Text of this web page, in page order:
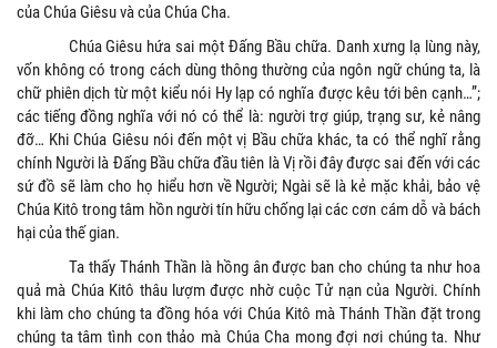
của Chúa Giêsu và của Chúa Cha.
Chúa Giêsu hứa sai một Đấng Bầu chữa. Danh xưng lạ lùng này,
vốn không có trong cách dùng thông thường của ngôn ngữ chúng ta, là
chữ phiên dịch từ một kiểu nói Hy lạp có nghĩa được kêu tới bên cạnh…”;
các tiếng đồng nghĩa với nó có thể là: người trợ giúp, trạng sư, kẻ nâng
đỡ… Khi Chúa Giêsu nói đến một vị Bầu chữa khác, ta có thể nghĩ rằng
chính Người là Đấng Bầu chữa đầu tiên là Vị rồi đây được sai đến với các
sứ đồ sẽ làm cho họ hiểu hơn về Người; Ngài sẽ là kẻ mặc khải, bảo vệ
Chúa Kitô trong tâm hồn người tín hữu chống lại các cơn cám dỗ và bách
hại của thế gian.
Ta thấy Thánh Thần là hồng ân được ban cho chúng ta như hoa
quả mà Chúa Kitô thâu lượm được nhờ cuộc Tử nạn của Người. Chính
khi làm cho chúng ta đồng hóa với Chúa Kitô mà Thánh Thần đặt trong
chúng ta tâm tình con thảo mà Chúa Cha mong đợi nơi chúng ta. Như